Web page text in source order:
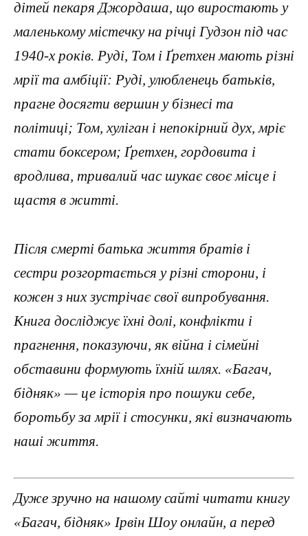
дітей пекаря Джордаша, що виростають у
маленькому містечку на річці Гудзон під час
1940-х років. Руді, Том і Ґретхен мають різні
мрії та амбіції: Руді, улюбленець батьків,
прагне досягти вершин у бізнесі та
політиці; Том, хуліган і непокірний дух, мріє
стати боксером; Ґретхен, гордовита і
вродлива, тривалий час шукає своє місце і
щастя в житті.
Після смерті батька життя братів і
сестри розгортається у різні сторони, і
кожен з них зустрічає свої випробування.
Книга досліджує їхні долі, конфлікти і
прагнення, показуючи, як війна і сімейні
обставини формують їхній шлях. «Багач,
бідняк» — це історія про пошуки себе,
боротьбу за мрії і стосунки, які визначають
наші життя.
Дуже зручно на нашому сайті читати книгу
«Багач, бідняк» Ірвін Шоу онлайн, а перед